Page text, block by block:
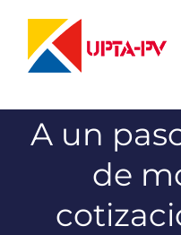
contenido
A un
de